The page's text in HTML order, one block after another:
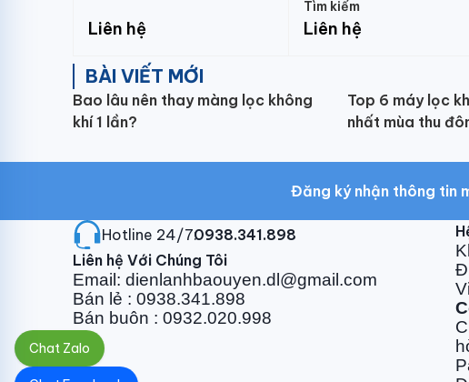
Liên hệ
Tìm kiếm
Liên hệ
BÀI VIẾT MỚI
Bao lâu nên thay màng lọc không
khí 1 lần?
Top 6 máy lọc
nhất mùa thu
Đăng ký nhận thông tin
Hotline 24/7:0938.341.898
Liên hệ Với Chúng Tôi
Email: dienlanhbaouyen.dl@gmail.com
Bán lẻ : 0938.341.898
Bán buôn : 0932.020.998
Chat Zalo